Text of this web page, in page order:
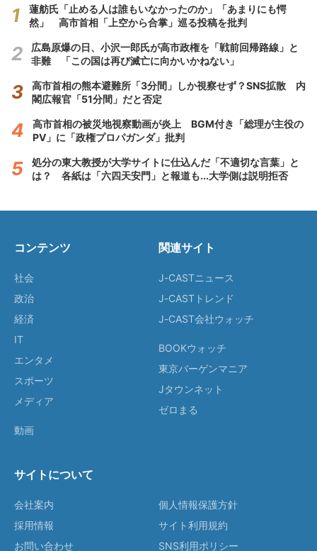
蓮舫氏「止める人は誰もいなかったのか」「あまりにも愕
然」 高市首相「上空から合掌」巡る投稿を批判
広島原爆の日、小沢一郎氏が高市政権を「戦前回帰路線」と
非難 「この国は再び滅亡に向かいかねない」
高市首相の熊本避難所「3分間」しか視察せず？SNS拡散 内
閣広報官「51分間」だと否定
高市首相の被災地視察動画が炎上 BGM付き「総理が主役の
PV」に「政権プロパガンダ」批判
処分の東大教授が大学サイトに仕込んだ「不適切な言葉」と
は？ 各紙は「六四天安門」と報道も...大学側は説明拒否
コンテンツ
社会
政治
経済
IT
エンタメ
スポーツ
メディア
動画
関連サイト
J-CASTニュース
J-CASTトレンド
J-CAST会社ウォッチ
BOOKウォッチ
東京バーゲンマニア
Jタウンネット
ゼロまる
サイトについて
会社案内
採用情報
お問い合わせ
個人情報保護方針
サイト利用規約
SNS利用ポリシー